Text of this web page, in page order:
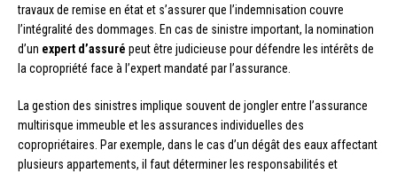
travaux de remise en état et s’assurer que l’indemnisation couvre
l’intégralité des dommages. En cas de sinistre important, la nomination
d’un expert d’assuré peut être judicieuse pour défendre les intérêts de
la copropriété face à l’expert mandaté par l’assurance.
La gestion des sinistres implique souvent de jongler entre l’assurance
multirisque immeuble et les assurances individuelles des
copropriétaires. Par exemple, dans le cas d’un dégât des eaux affectant
plusieurs appartements, il faut déterminer les responsabilités et